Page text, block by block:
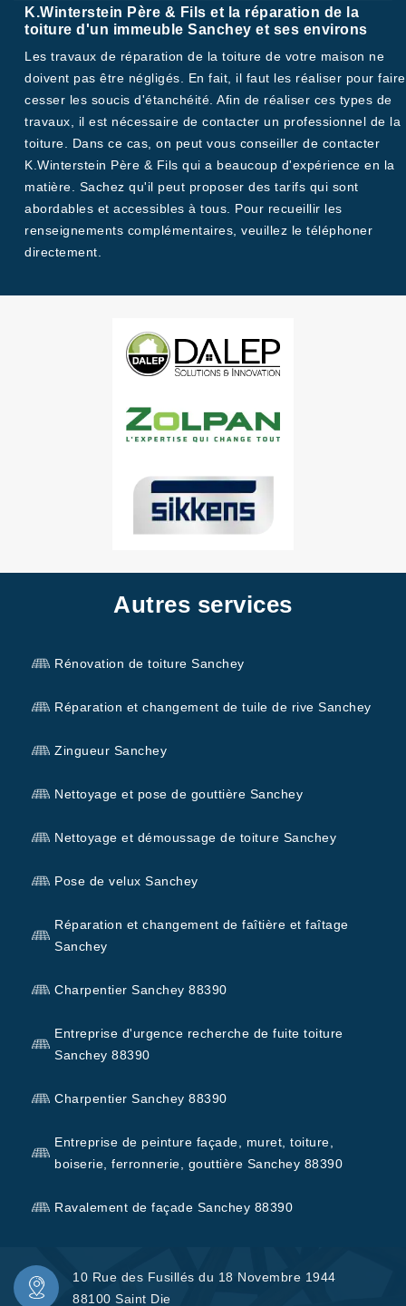
K.Winterstein Père & Fils et la réparation de la
toiture d'un immeuble Sanchey et ses environs
Les travaux de réparation de la toiture de votre maison ne
doivent pas être négligés. En fait, il faut les réaliser pour faire
cesser les soucis d'étanchéité. Afin de réaliser ces types de
travaux, il est nécessaire de contacter un professionnel de la
toiture. Dans ce cas, on peut vous conseiller de contacter
K.Winterstein Père & Fils qui a beaucoup d'expérience en la
matière. Sachez qu'il peut proposer des tarifs qui sont
abordables et accessibles à tous. Pour recueillir les
renseignements complémentaires, veuillez le téléphoner
directement.
Autres services
Rénovation de toiture Sanchey
Réparation et changement de tuile de rive Sanchey
Zingueur Sanchey
Nettoyage et pose de gouttière Sanchey
Nettoyage et démoussage de toiture Sanchey
Pose de velux Sanchey
Réparation et changement de faîtière et faîtage
Sanchey
Charpentier Sanchey 88390
Entreprise d'urgence recherche de fuite toiture
Sanchey 88390
Charpentier Sanchey 88390
Entreprise de peinture façade, muret, toiture,
boiserie, ferronnerie, gouttière Sanchey 88390
Ravalement de façade Sanchey 88390
10 Rue des Fusillés du 18 Novembre 1944
88100 Saint Die